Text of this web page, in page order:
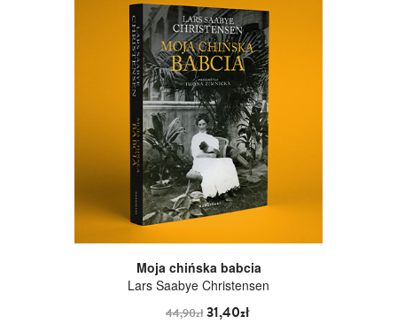
Moja chińska babcia
Lars Saabye Christensen
44,90zł31,40zł